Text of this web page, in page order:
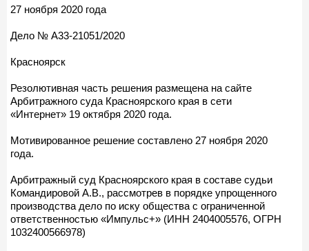
27 ноября 2020 года
Дело № А33-21051/2020
Красноярск
Резолютивная часть решения размещена на сайте
Арбитражного суда Красноярского края в сети
«Интернет» 19 октября 2020 года.
Мотивированное решение составлено 27 ноября 2020
года.
Арбитражный суд Красноярского края в составе судьи
Командировой А.В., рассмотрев в порядке упрощенного
производства дело по иску общества с ограниченной
ответственностью «Импульс+» (ИНН 2404005576, ОГРН
1032400566978)